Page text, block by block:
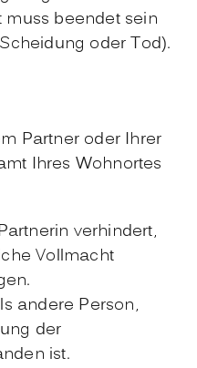
beendet sein
oder Tod).
Partner oder Ihrer
Ihres Wohnortes
verhindert,
Vollmacht
andere Person,
der
ist.